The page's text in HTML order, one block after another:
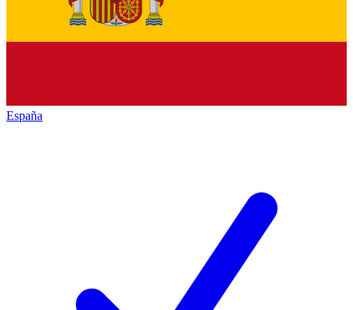
España